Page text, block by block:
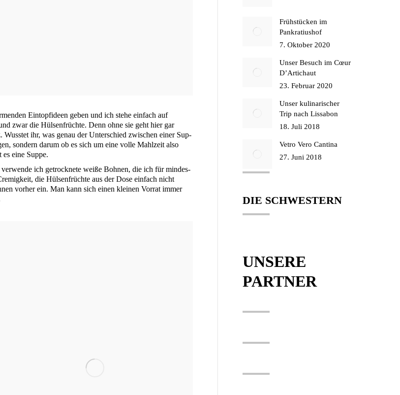
Ein­topf­ideen geben und ich ste­he ein­fach auf
zwar die Hül­sen­früch­te. Denn ohne sie geht hier gar
ihr, was genau der Unter­schied zwi­schen einer Sup­
son­dern dar­um ob es sich um eine vol­le Mahl­zeit also
eine Suppe.
ich getrock­ne­te wei­ße Boh­nen, die ich für min­des­
die Hül­sen­früch­te aus der Dose ein­fach nicht
vor­her ein. Man kann sich einen klei­nen Vor­rat immer
Frühstücken im
Pankratiushof
7. Oktober 2020
Unser Besuch im Cœur
D’Artichaut
23. Februar 2020
Unser kulinarischer
Trip nach Lissabon
18. Juli 2018
Vetro Vero Cantina
27. Juni 2018
DIE SCHWESTERN
UNSERE
PARTNER